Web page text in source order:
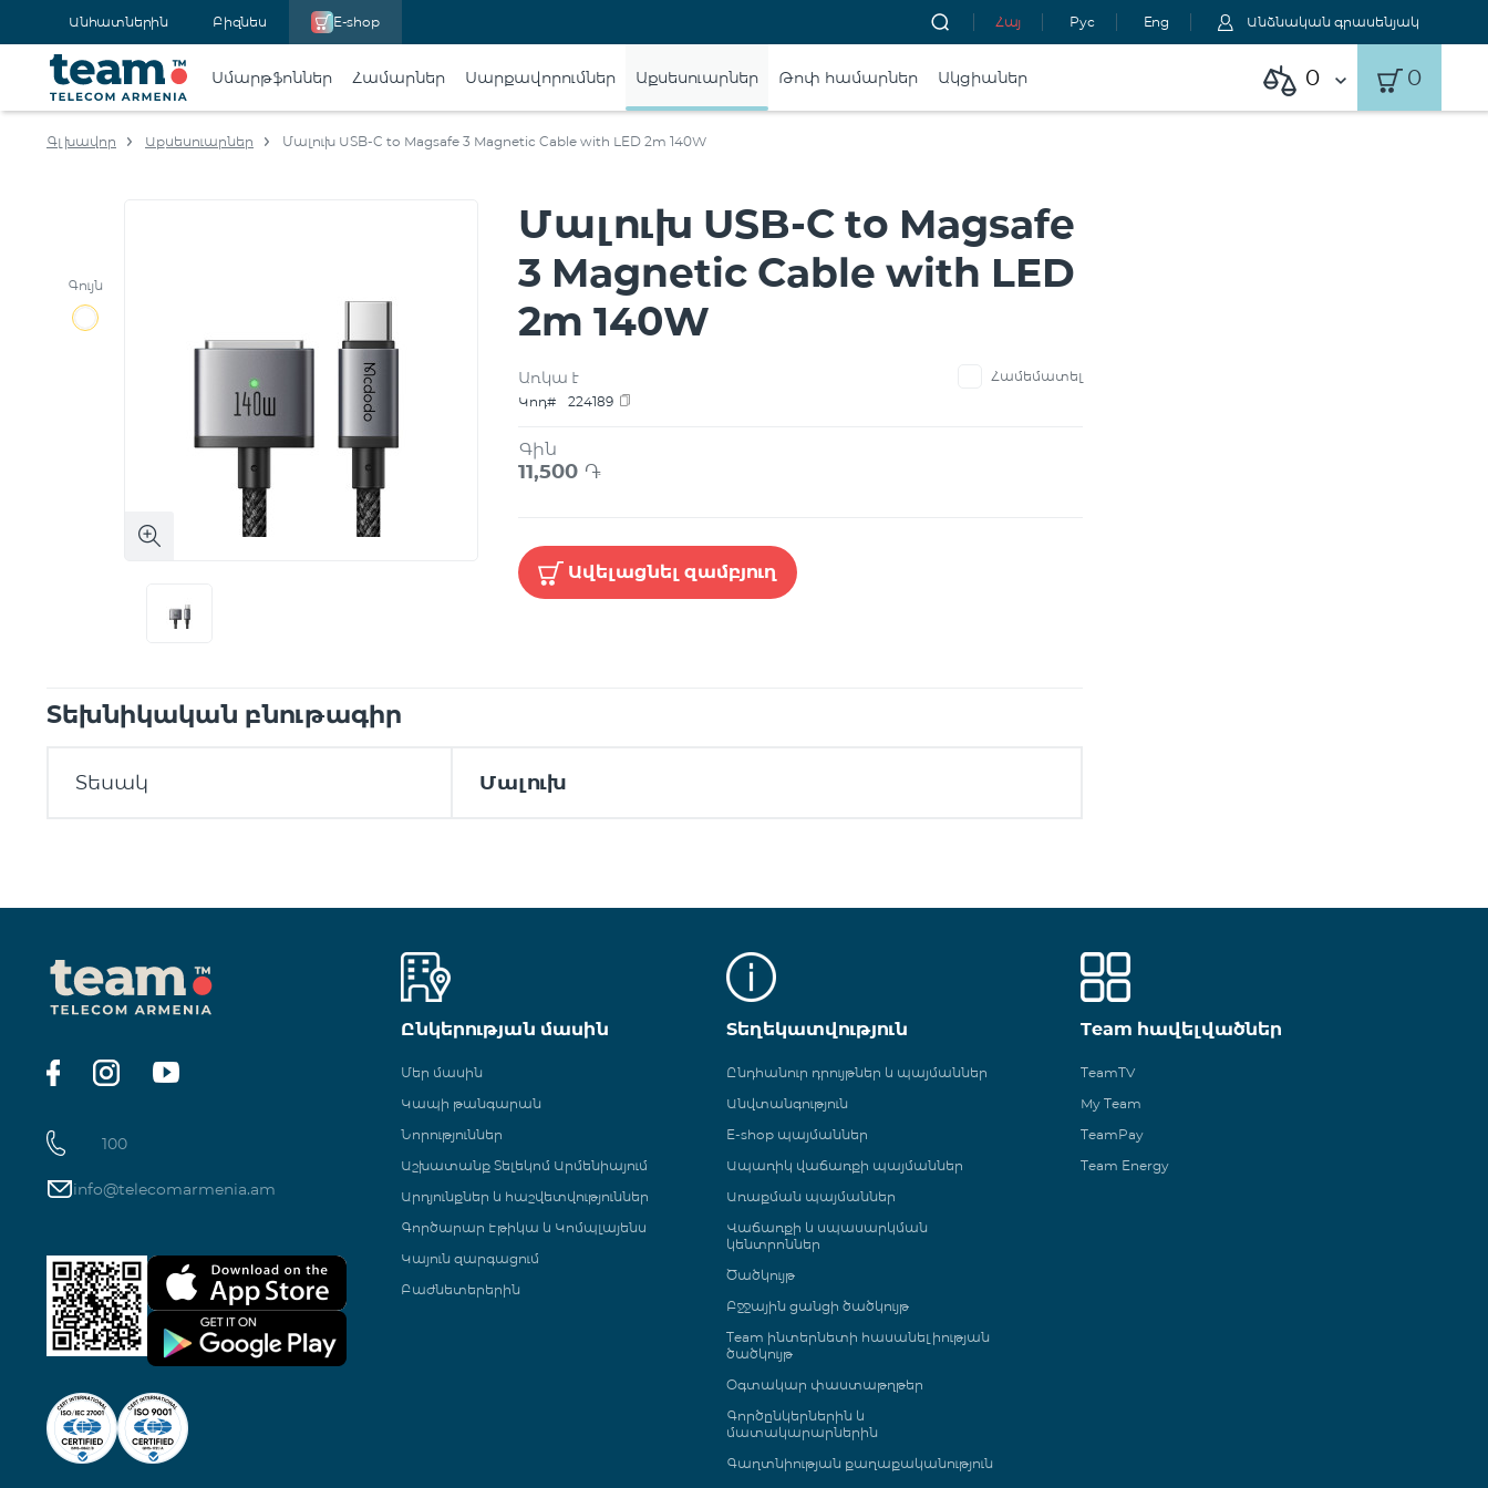
Անհատներին Բիզնես E-shop Հայ Рус Eng Անձնական գրասենյակ
Սմարթֆոններ Համարներ Սարքավորումներ Աքսեսուարներ Թոփ համարներ Ակցիաներ 0 0
Գլխավոր Աքսեսուարներ Մալուխ USB-C to Magsafe 3 Magnetic Cable with LED 2m 140W
Գույն
Մալուխ USB-C to Magsafe
3 Magnetic Cable with LED
2m 140W
Առկա է
Համեմատել
Կոդ#
224189
Գին
11,500 ֏
Ավելացնել զամբյուղ
Տեխնիկական բնութագիր
Տեսակ Մալուխ
100
info@telecomarmenia.am
Ընկերության մասին
Մեր մասին
Կապի թանգարան
Նորություններ
Աշխատանք Տելեկոմ Արմենիայում
Արդյունքներ և հաշվետվություններ
Գործարար Էթիկա և Կոմպլայենս
Կայուն զարգացում
Բաժնետերերին
Տեղեկատվություն
Ընդհանուր դրույթներ և պայմաններ
Անվտանգություն
E-shop պայմաններ
Ապառիկ վաճառքի պայմաններ
Առաքման պայմաններ
Վաճառքի և սպասարկման
կենտրոններ
Ծածկույթ
Բջջային ցանցի ծածկույթ
Team ինտերնետի հասանելիության
ծածկույթ
Օգտակար փաստաթղթեր
Գործընկերներին և
մատակարարներին
Գաղտնիության քաղաքականություն
Team հավելվածներ
TeamTV
My Team
TeamPay
Team Energy